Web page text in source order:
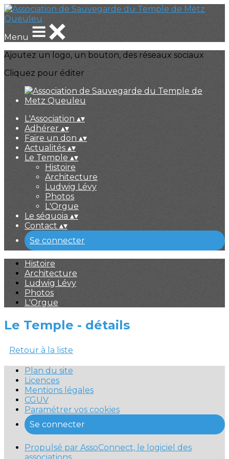
Menu
Ajoutez un logo, un bouton, des réseaux sociaux
Cliquez pour éditer
L'Association ▴▾
Adhérer ▴▾
Faire un don ▴▾
Actualités ▴▾
Le Temple ▴▾
Histoire
Architecture
Ludwig Lévy
Photos
L'Orgue
Le séquoia ▴▾
Contact ▴▾
Se connecter
Histoire
Architecture
Ludwig Lévy
Photos
L'Orgue
Le Temple - détails
Retour à la liste
Plan du site
Licences
Mentions légales
CGUV
Paramétrer vos cookies
Se connecter
Propulsé par AssoConnect, le logiciel des